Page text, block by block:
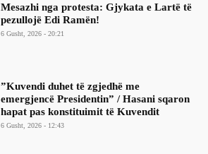
Mesazhi nga protesta: Gjykata e Lartë të
pezullojë Edi Ramën!
6 Gusht, 2026 - 20:21
​”Kuvendi duhet të zgjedhë me
emergjencë Presidentin” / Hasani sqaron
hapat pas konstituimit të Kuvendit
6 Gusht, 2026 - 12:43